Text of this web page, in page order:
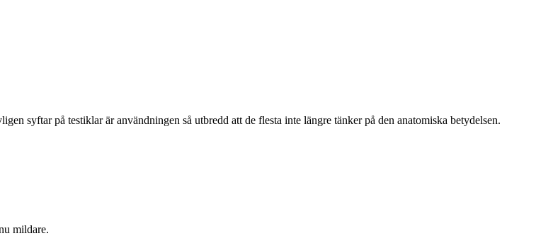
syftar på testiklar är användningen så utbredd att de flesta inte längre tänker på den anatomiska betydelsen.
mildare.